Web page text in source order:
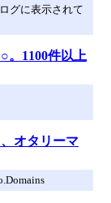
グに表示されて
1100件以上
オタリーマ